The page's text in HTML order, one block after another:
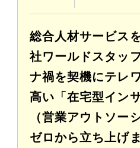
総合人材サービス
社ワールドスタッ
ナ禍を契機にテレ
高い「在宅型イン
（営業アウトソー
ゼロから立ち上げ